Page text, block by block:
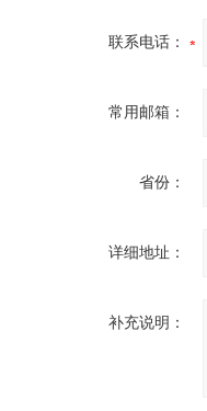
联系电话：
常用邮箱：
省份：
详细地址：
补充说明：